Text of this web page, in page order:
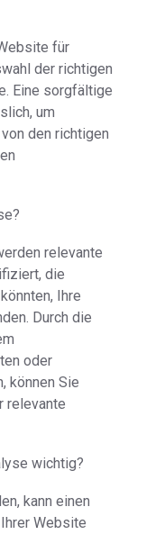
für
der richtigen
Eine sorgfältige
um
den richtigen
relevante
die
Ihre
Durch die
oder
können Sie
relevante
wichtig?
kann einen
Website